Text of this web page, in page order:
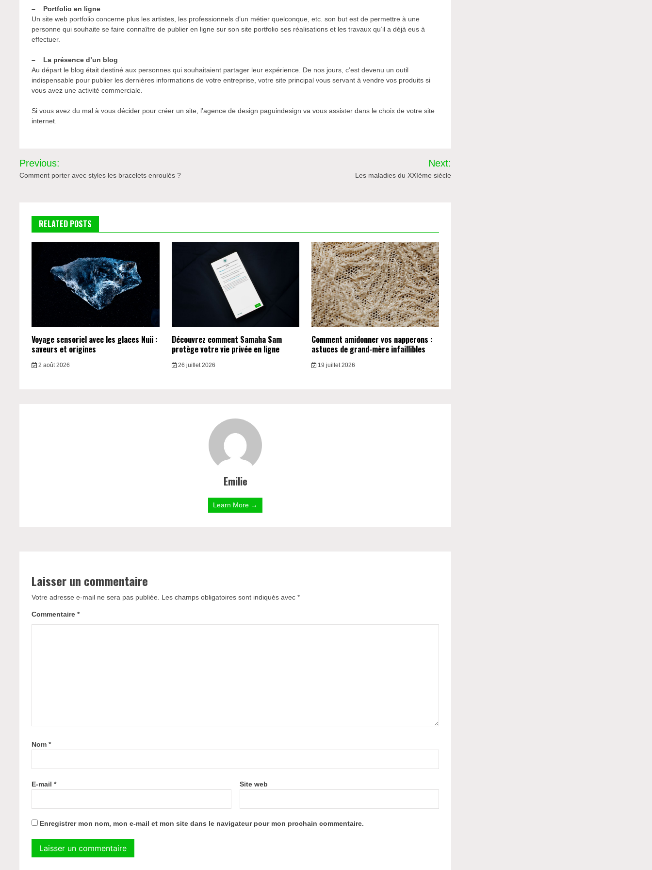
– Portfolio en ligne
Un site web portfolio concerne plus les artistes, les professionnels d’un métier quelconque, etc. son but est de permettre à une
personne qui souhaite se faire connaître de publier en ligne sur son site portfolio ses réalisations et les travaux qu’il a déjà eus à
effectuer.
– La présence d’un blog
Au départ le blog était destiné aux personnes qui souhaitaient partager leur expérience. De nos jours, c’est devenu un outil
indispensable pour publier les dernières informations de votre entreprise, votre site principal vous servant à vendre vos produits si
vous avez une activité commerciale.
Si vous avez du mal à vous décider pour créer un site, l’agence de design paguindesign va vous assister dans le choix de votre site
internet.
Navigation
de
Previous:
Comment porter avec styles les bracelets enroulés ?
Next:
Les maladies du XXIème siècle
RELATED POSTS
Voyage sensoriel avec les glaces Nuii :
saveurs et origines
2 août 2026
Découvrez comment Samaha Sam
protège votre vie privée en ligne
26 juillet 2026
Comment amidonner vos napperons :
astuces de grand-mère infaillibles
19 juillet 2026
Emilie
Learn More →
Laisser un commentaire
Votre adresse e-mail ne sera pas publiée. Les champs obligatoires sont indiqués avec*
Commentaire*
Nom*
E-mail* Site web
Enregistrer mon nom, mon e-mail et mon site dans le navigateur pour mon prochain commentaire.